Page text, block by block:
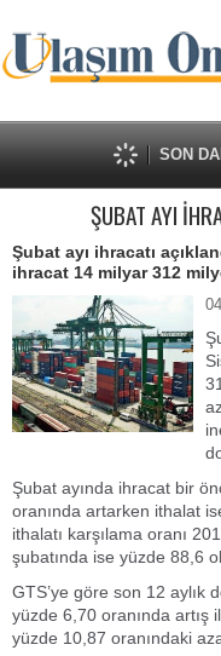
SON
ŞUBAT AYI
Şubat ayı ihracatı
ihracat 14 milyar 312
Şubat ayında ihracat bir
oranında artarken ithalat
ithalatı karşılama oranı
şubatında ise yüzde 88,6
GTS’ye göre son 12 aylık
yüzde 6,70 oranında artış
yüzde 10,87 oranındaki